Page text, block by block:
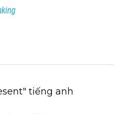
tiếng anh